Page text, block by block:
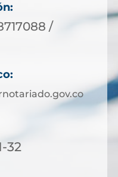
/
32